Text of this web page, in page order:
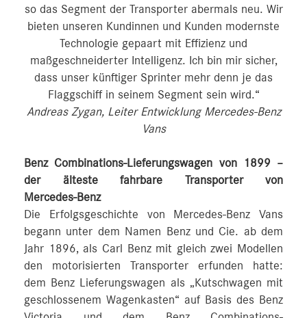
so das Segment der Transporter abermals neu. Wir
bieten unseren Kundinnen und Kunden modernste
Technologie gepaart mit Effizienz und
maßgeschneiderter Intelligenz. Ich bin mir sicher,
dass unser künftiger Sprinter mehr denn je das
Flaggschiff in seinem Segment sein wird.“
Andreas Zygan, Leiter Entwicklung Mercedes-Benz
Vans
Benz Combinations-Lieferungswagen von 1899 –
der älteste fahrbare Transporter von
Mercedes‑Benz
Die Erfolgsgeschichte von Mercedes-Benz Vans
begann unter dem Namen Benz und Cie. ab dem
Jahr 1896, als Carl Benz mit gleich zwei Modellen
den motorisierten Transporter erfunden hatte:
dem Benz Lieferungswagen als „Kutschwagen mit
geschlossenem Wagenkasten“ auf Basis des Benz